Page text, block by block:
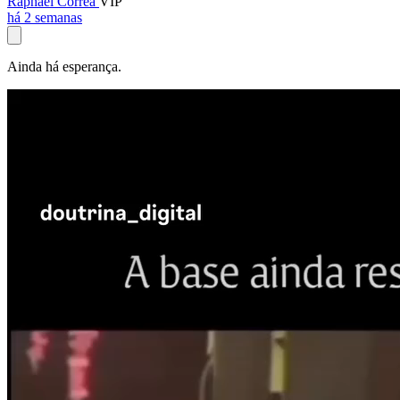
há 2 semanas
Ainda há esperança.